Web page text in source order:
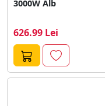
3000W Alb
626.99 Lei